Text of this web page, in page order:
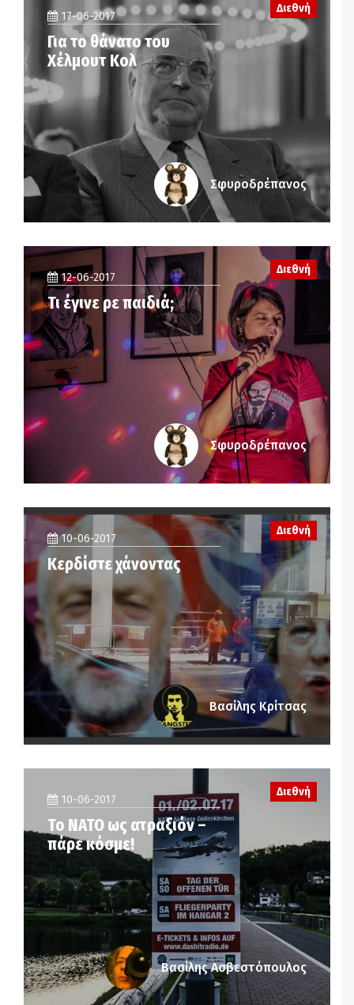
17-06-2017
Για το θάνατο του
Χέλμουτ Κολ
Διεθνή
Σφυροδρέπανος
12-06-2017
Τι έγινε ρε παιδιά;
Διεθνή
Σφυροδρέπανος
10-06-2017
Κερδίστε χάνοντας
Διεθνή
Βασίλης Κρίτσας
10-06-2017
Το ΝΑΤΟ ως ατραξιόν –
πάρε κόσμε!
Διεθνή
Βασίλης Ασβεστόπουλος